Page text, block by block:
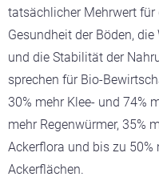
tatsächlicher Mehrwert
Gesundheit der Böden,
und die Stabilität der
sprechen für Bio-
30% mehr Klee- und 74%
mehr Regenwürmer, 35%
Ackerflora und bis zu
Ackerflächen.